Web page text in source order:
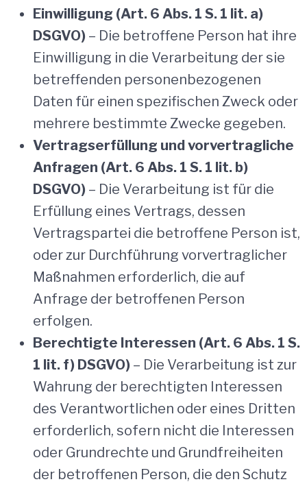
Einwilligung (Art. 6 Abs. 1 S. 1 lit. a)
DSGVO) – Die betroffene Person hat ihre
Einwilligung in die Verarbeitung der sie
betreffenden personenbezogenen
Daten für einen spezifischen Zweck oder
mehrere bestimmte Zwecke gegeben.
Vertragserfüllung und vorvertragliche
Anfragen (Art. 6 Abs. 1 S. 1 lit. b)
DSGVO) – Die Verarbeitung ist für die
Erfüllung eines Vertrags, dessen
Vertragspartei die betroffene Person ist,
oder zur Durchführung vorvertraglicher
Maßnahmen erforderlich, die auf
Anfrage der betroffenen Person
erfolgen.
Berechtigte Interessen (Art. 6 Abs. 1 S.
1 lit. f) DSGVO) – Die Verarbeitung ist zur
Wahrung der berechtigten Interessen
des Verantwortlichen oder eines Dritten
erforderlich, sofern nicht die Interessen
oder Grundrechte und Grundfreiheiten
der betroffenen Person, die den Schutz